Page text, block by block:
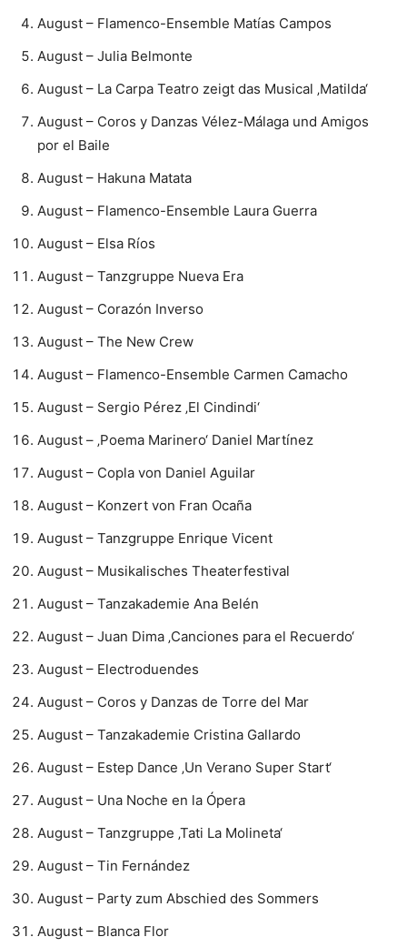
August – Flamenco-Ensemble Matías Campos
August – Julia Belmonte
August – La Carpa Teatro zeigt das Musical ‚Matilda‘
August – Coros y Danzas Vélez-Málaga und Amigos
por el Baile
August – Hakuna Matata
August – Flamenco-Ensemble Laura Guerra
August – Elsa Ríos
August – Tanzgruppe Nueva Era
August – Corazón Inverso
August – The New Crew
August – Flamenco-Ensemble Carmen Camacho
August – Sergio Pérez ‚El Cindindi‘
August – ‚Poema Marinero‘ Daniel Martínez
August – Copla von Daniel Aguilar
August – Konzert von Fran Ocaña
August – Tanzgruppe Enrique Vicent
August – Musikalisches Theaterfestival
August – Tanzakademie Ana Belén
August – Juan Dima ‚Canciones para el Recuerdo‘
August – Electroduendes
August – Coros y Danzas de Torre del Mar
August – Tanzakademie Cristina Gallardo
August – Estep Dance ‚Un Verano Super Start‘
August – Una Noche en la Ópera
August – Tanzgruppe ‚Tati La Molineta‘
August – Tin Fernández
August – Party zum Abschied des Sommers
August – Blanca Flor